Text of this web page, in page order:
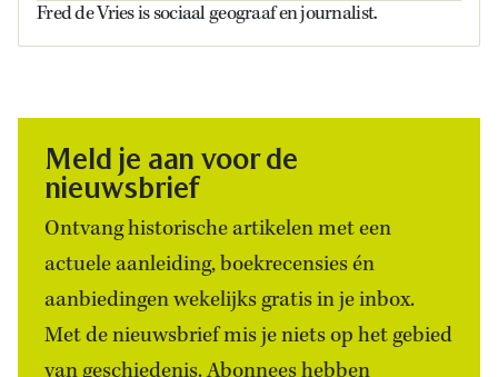
Fred de Vries issociaal geograafen journalist.
Meld je aan voor de
nieuwsbrief
Ontvang historische artikelen met een
actuele aanleiding, boekrecensies én
aanbiedingen wekelijks gratis in je inbox.
Met de nieuwsbrief mis je niets op het gebied